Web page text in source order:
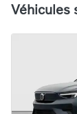
Véhicules